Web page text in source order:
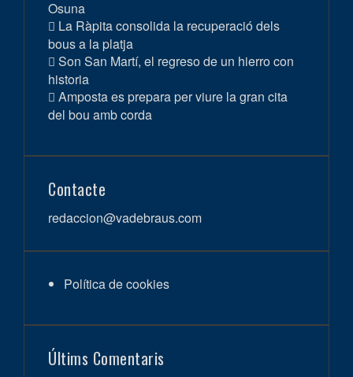
Osuna
La Ràpita consolida la recuperació dels
bous a la platja
Son San Martí, el regreso de un hierro con
historia
Amposta es prepara per viure la gran cita
del bou amb corda
Contacte
redaccion@vadebraus.com
Política de cookies
Últims Comentaris